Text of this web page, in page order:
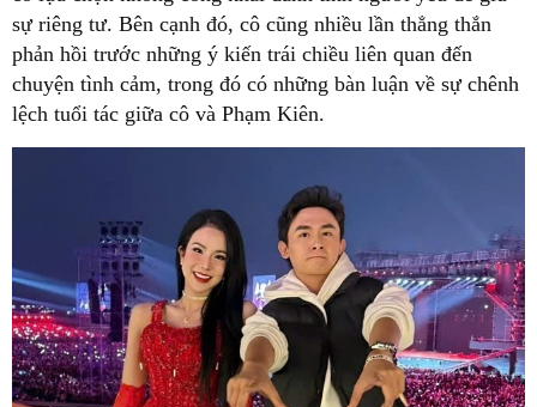
sự riêng tư. Bên cạnh đó, cô cũng nhiều lần thẳng thắn
phản hồi trước những ý kiến trái chiều liên quan đến
chuyện tình cảm, trong đó có những bàn luận về sự chênh
lệch tuổi tác giữa cô và Phạm Kiên.